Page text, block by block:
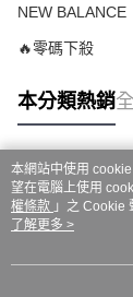
易，需依本服務
２．關於個人資料
３．未成年的使
「AFTEE先享後
任。
４．使用「
時審查核予不同
請求用戶進行身
５．嚴禁一人註
恩沛科技股份有
NEW BALANCE
🔥零碼下殺
本分類熱銷
熱門標籤
本網站中使用
望在電腦上使用
權條款 」之 Cookie
用條款之 Cookie 聲
了解更多 >